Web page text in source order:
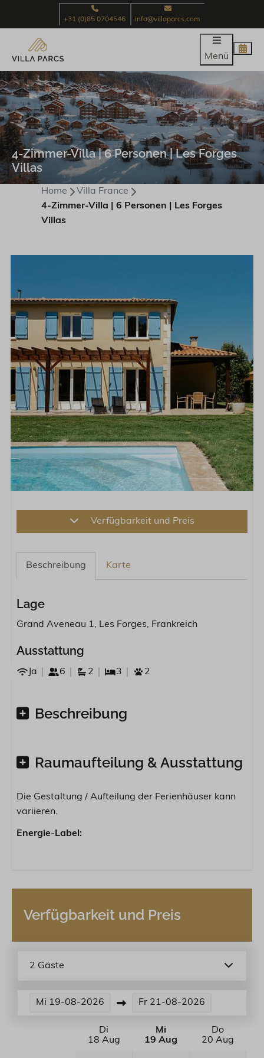
+31 (0)85 0704546 info@villaparcs.com
Menü
4-Zimmer-Villa | 6 Personen | Les Forges
Villas
Home
Villa France
4-Zimmer-Villa | 6 Personen | Les Forges
Villas
Verfügbarkeit und Preis
Beschreibung Karte
Lage
Grand Aveneau 1, Les Forges, Frankreich
Ausstattung
Ja 6 2 3 2
Beschreibung
Raumaufteilung & Ausstattung
Die Gestaltung / Aufteilung der Ferienhäuser kann
variieren.
Energie-Label:
Verfügbarkeit und Preis
2 Gäste
Mi 19-08-2026 Fr 21-08-2026
Di
18 Aug
Mi
19 Aug
Do
20 Aug